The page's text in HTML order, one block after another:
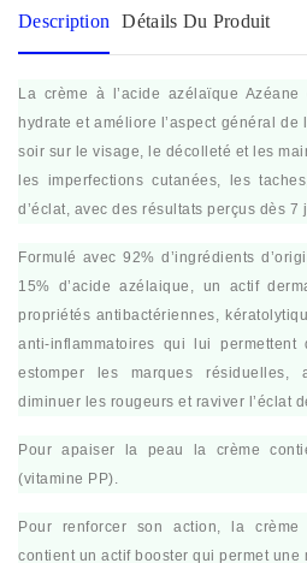
Description Détails Du Produit
La crème à l’acide azélaïque
hydrate et améliore l’aspect général
soir sur le visage, le décolleté et les
les imperfections cutanées, les
d’éclat, avec des résultats perçus dès 7
Formulé avec 92% d’ingrédients
15% d’acide azélaique, un actif
propriétés antibactériennes,
anti-inflammatoires qui lui
estomper les marques résiduelles,
diminuer les rougeurs et raviver l’éclat
Pour apaiser la peau la crème
(vitamine PP).
Pour renforcer son action, la crème
contient un actif booster qui permet